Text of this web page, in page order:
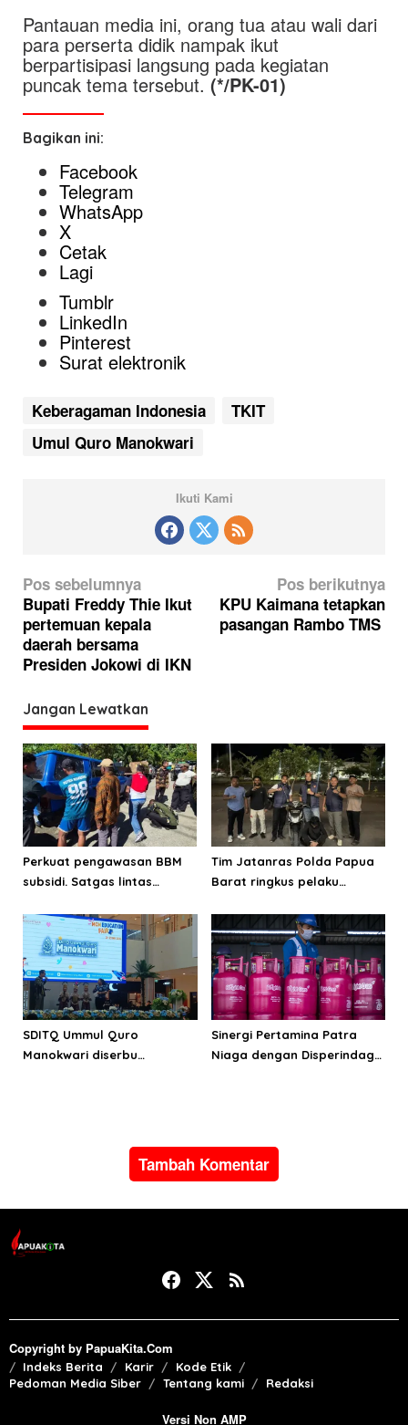
Pantauan media ini, orang tua atau wali dari
para perserta didik nampak ikut
berpartisipasi langsung pada kegiatan
puncak tema tersebut.(*/PK-01)
Bagikan ini:
Facebook
Telegram
WhatsApp
X
Cetak
Lagi
Tumblr
LinkedIn
Pinterest
Surat elektronik
Keberagaman Indonesia
TKIT
Umul Quro Manokwari
Ikuti Kami
N
a
v
i
a
s
i
p
o
s
Pos sebelumnya
Bupati Freddy Thie Ikut
pertemuan kepala
daerah bersama
Presiden Jokowi di IKN
Pos berikutnya
KPU Kaimana tetapkan
pasangan Rambo TMS
Jangan Lewatkan
Perkuat pengawasan BBM
subsidi. Satgas lintas
penyalahgunaan di
Manokwari
Tim Jatanras Polda Papua
Barat ringkus pelaku
SDITQ Ummul Quro
Manokwari diserbu
Sinergi Pertamina Patra
Niaga dengan Disperindag
Tambah Komentar
Copyright by PapuaKita.Com
Indeks Berita Karir
Kode Etik
Pedoman Media Siber
Tentang kami Redaksi
Versi Non AMP